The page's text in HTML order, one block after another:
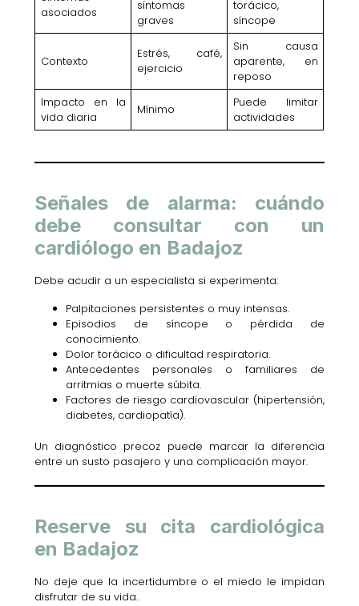
asociados
síntomas
graves
torácico,
síncope
Contexto
Estrés, café,
ejercicio
Sin causa
aparente, en
reposo
Impacto en la
vida diaria
Mínimo
Puede limitar
actividades
Señales de alarma: cuándo
debe consultar con un
cardiólogo en Badajoz
Debe acudir a un especialista si experimenta:
Palpitaciones persistentes o muy intensas.
Episodios de síncope o pérdida de
conocimiento.
Dolor torácico o dificultad respiratoria.
Antecedentes personales o familiares de
arritmias o muerte súbita.
Factores de riesgo cardiovascular (hipertensión,
diabetes, cardiopatía).
Un diagnóstico precoz puede marcar la diferencia
entre un susto pasajero y una complicación mayor.
Reserve su cita cardiológica
en Badajoz
No deje que la incertidumbre o el miedo le impidan
disfrutar de su vida.